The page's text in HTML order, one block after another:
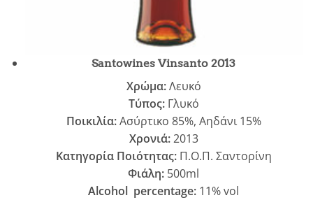
Santowines Vinsanto 2013
Χρώμα:Λευκό
Τύπος: Γλυκό
Ποικιλία:Ασύρτικο 85%, Αηδάνι 15%
Χρονιά:2013
Κατηγορία Ποιότητας:Π.Ο.Π. Σαντορίνη
Φιάλη: 500ml
Alcohol percentage: 11% vol